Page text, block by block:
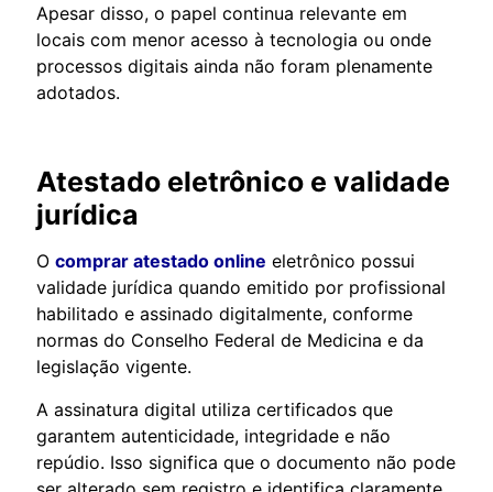
Apesar disso, o papel continua relevante em
locais com menor acesso à tecnologia ou onde
processos digitais ainda não foram plenamente
adotados.
Atestado eletrônico e validade
jurídica
O comprar atestado online eletrônico possui
validade jurídica quando emitido por profissional
habilitado e assinado digitalmente, conforme
normas do Conselho Federal de Medicina e da
legislação vigente.
A assinatura digital utiliza certificados que
garantem autenticidade, integridade e não
repúdio. Isso significa que o documento não pode